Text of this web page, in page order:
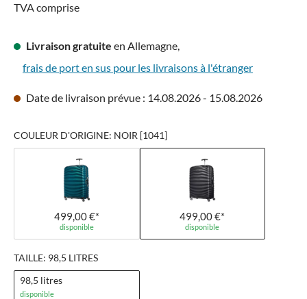
TVA comprise
Livraison gratuite en Allemagne,
frais de port en sus pour les livraisons à l'étranger
Date de livraison prévue : 14.08.2026 - 15.08.2026
COULEUR D'ORIGINE: NOIR [1041]
499,00 €*
disponible
499,00 €*
disponible
TAILLE: 98,5 LITRES
98,5 litres
disponible